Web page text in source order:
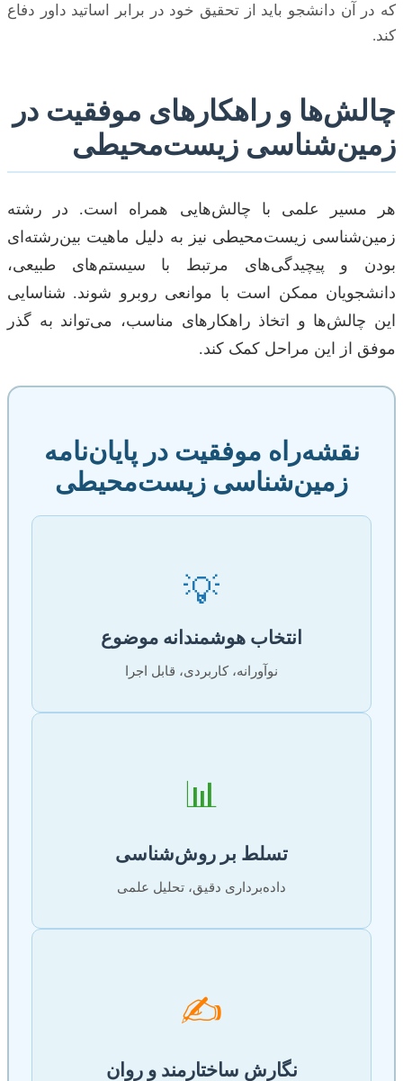
که در آن دانشجو باید از تحقیق خود در برابر اساتید داور دفاع
کند.
چالش‌ها و راهکارهای موفقیت در
زمین‌شناسی زیست‌محیطی
هر مسیر علمی با چالش‌هایی همراه است. در رشته
زمین‌شناسی زیست‌محیطی نیز به دلیل ماهیت بین‌رشته‌ای
بودن و پیچیدگی‌های مرتبط با سیستم‌های طبیعی،
دانشجویان ممکن است با موانعی روبرو شوند. شناسایی
این چالش‌ها و اتخاذ راهکارهای مناسب، می‌تواند به گذر
موفق از این مراحل کمک کند.
نقشه‌راه موفقیت در پایان‌نامه
زمین‌شناسی زیست‌محیطی
💡
انتخاب هوشمندانه موضوع
نوآورانه، کاربردی، قابل اجرا
📊
تسلط بر روش‌شناسی
داده‌برداری دقیق، تحلیل علمی
✍️
نگارش ساختارمند و روان